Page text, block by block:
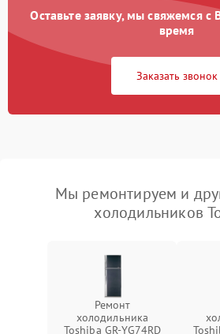
Оставьте заявку, мы свяжемся
время
Заказать звонок
Мы ремонтируем и
холодильников
Ремонт
холодильника
Toshiba GR-YG74RD